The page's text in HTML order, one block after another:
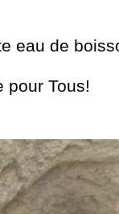
eau de
pour Tous!